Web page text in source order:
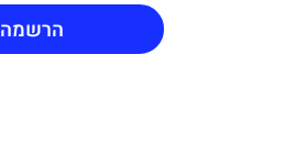
הרשמה